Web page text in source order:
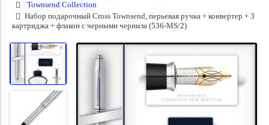
Townsend Collection
Набор подарочный Cross Townsend, перьевая ручка + конвертер + 3
картриджа + флакон с черными чернила (536-MS/2)